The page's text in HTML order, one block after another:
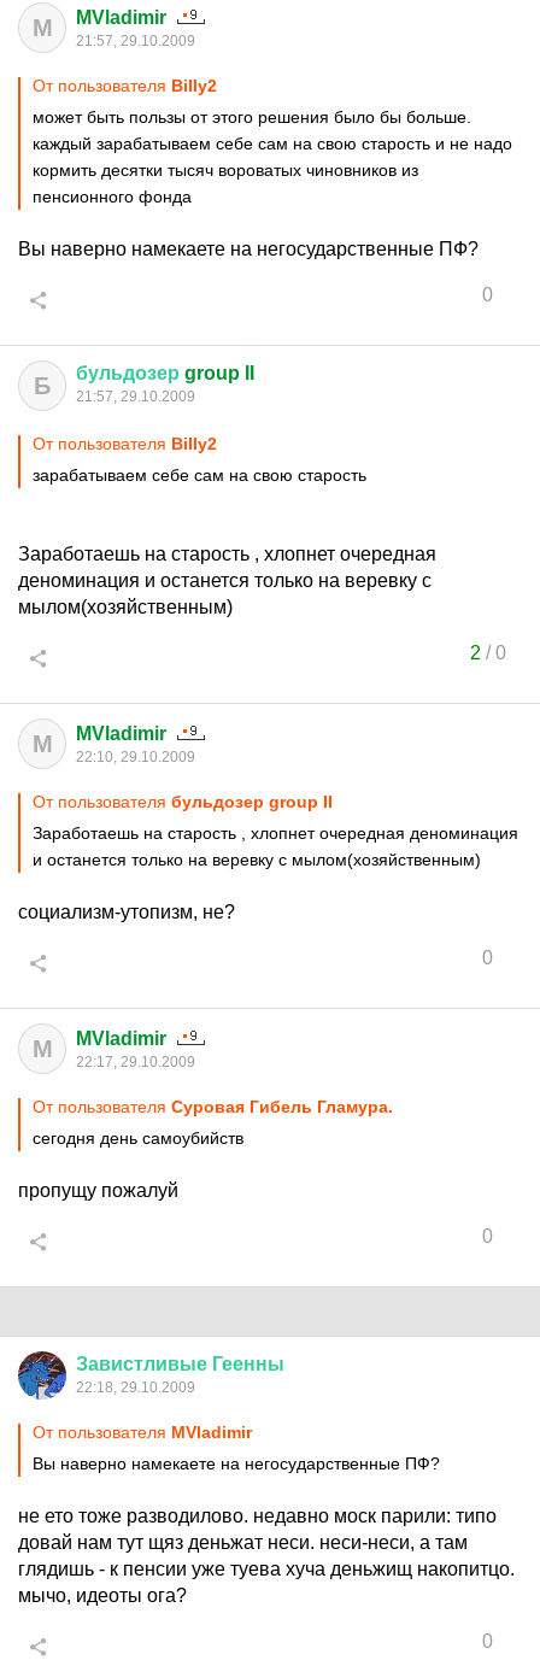
M MVladimir
21:57, 29.10.2009
От пользователя Billy2
может быть пользы от этого решения было бы больше.
каждый зарабатываем себе сам на свою старость и не надо
кормить десятки тысяч вороватых чиновников из
пенсионного фонда
Вы наверно намекаете на негосударственные ПФ?
0
Б бульдозер group II
21:57, 29.10.2009
От пользователя Billy2
зарабатываем себе сам на свою старость
Заработаешь на старость , хлопнет очередная
деноминация и останется только на веревку с
мылом(хозяйственным)
2 /0
M MVladimir
22:10, 29.10.2009
От пользователя бульдозер group II
Заработаешь на старость , хлопнет очередная деноминация
и останется только на веревку с мылом(хозяйственным)
социализм-утопизм, не?
0
M MVladimir
22:17, 29.10.2009
От пользователя Суровая Гибель Гламура.
сегодня день самоубийств
пропущу пожалуй
0
Завистливые Геенны
22:18, 29.10.2009
От пользователя MVladimir
Вы наверно намекаете на негосударственные ПФ?
не ето тоже разводилово. недавно моск парили: типо
довай нам тут щяз деньжат неси. неси-неси, а там
глядишь - к пенсии уже туева хуча деньжищ накопитцо.
мычо, идеоты ога?
0